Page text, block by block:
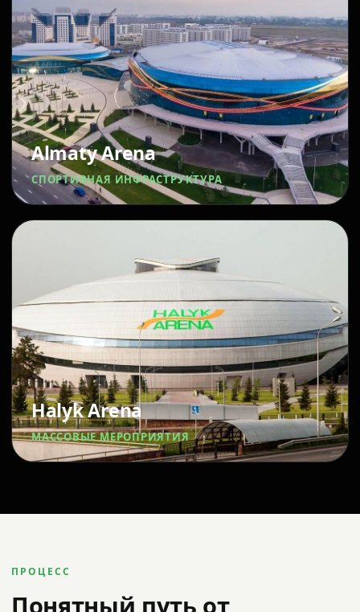
Almaty Arena
СПОРТИВНАЯ ИНФРАСТРУКТУРА
Halyk Arena
МАССОВЫЕ МЕРОПРИЯТИЯ
ПРОЦЕСС
Понятный путь от